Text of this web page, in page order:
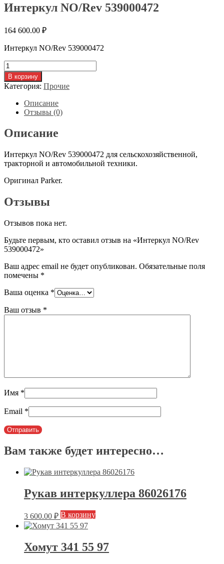
Интеркул NO/Rev 539000472
164 600.00 ₽
Интеркул NO/Rev 539000472
Количество
товара
Интеркул
NO/Rev
539000472
В корзину
Категория: Прочие
Описание
Отзывы (0)
Описание
Интеркул NO/Rev 539000472 для сельскохозяйственной,
тракторной и автомобильной техники.
Оригинал Parker.
Отзывы
Отзывов пока нет.
Будьте первым, кто оставил отзыв на «Интеркул NO/Rev
539000472»
Ваш адрес email не будет опубликован. Обязательные поля
помечены *
Ваша оценка *
Ваш отзыв *
Имя *
Email *
Вам также будет интересно…
Рукав интеркуллера 86026176
3 600.00 ₽ В корзину
Хомут 341 55 97